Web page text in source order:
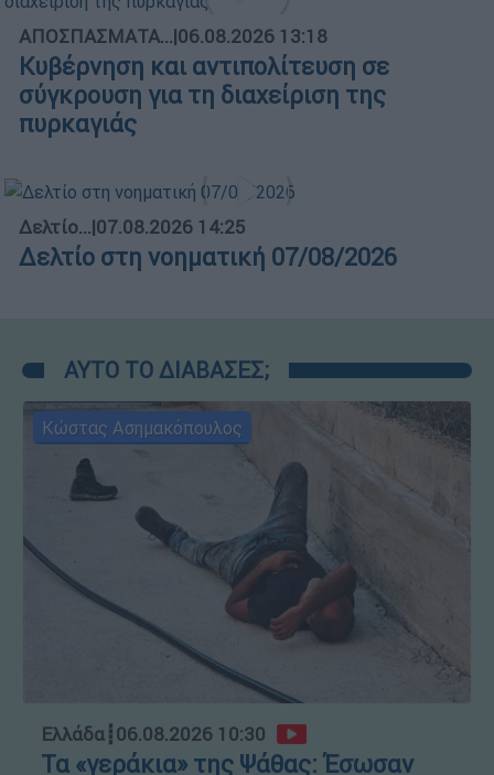
ΑΠΟΣΠΑΣΜΑΤΑ...|06.08.2026 13:18
Κυβέρνηση και αντιπολίτευση σε
σύγκρουση για τη διαχείριση της
πυρκαγιάς
Δελτίο...|07.08.2026 14:25
Δελτίο στη νοηματική 07/08/2026
ΑΥΤΟ ΤΟ ΔΙΑΒΑΣΕΣ;
Κώστας Ασημακόπουλος
Ελλάδα┋06.08.2026 10:30
Τα «γεράκια» της Ψάθας: Έσωσαν